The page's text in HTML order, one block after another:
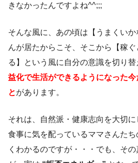
きなかったんですよね^^;;;
そんな風に、あの頃は【うまくい
んが居たからこそ、そこから【稼
る】という風に自分の意識を切り替
益化で生活ができるようになった今
とがあります。
それは、自然派・健康志向を大切
食事に気を配っているママさんた
くわかるのですが・・・でも、そ